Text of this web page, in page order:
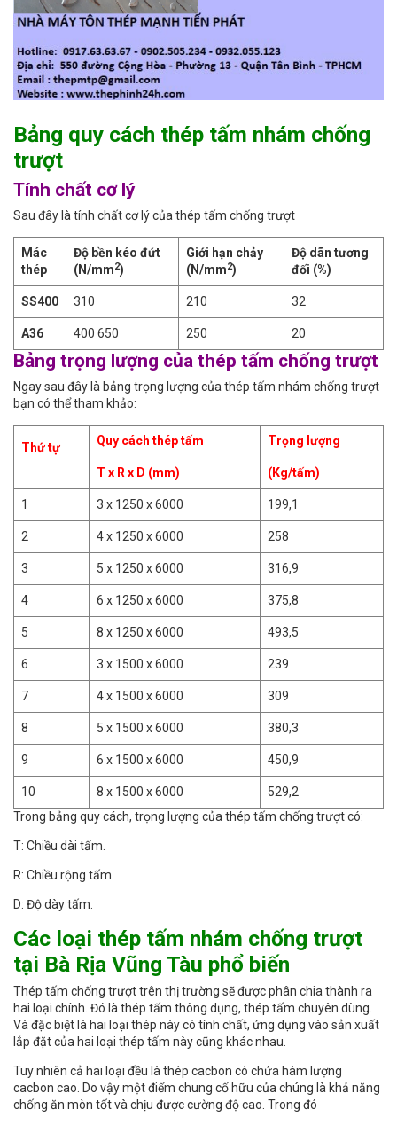
Bảng quy cách thép tấm nhám chống
trượt
Tính chất cơ lý
Sau đây là tính chất cơ lý của thép tấm chống trượt
Mác
thép
Độ bền kéo đứt
(N/mm2)
Giới hạn chảy
(N/mm2)
Độ dãn tương
đối (%)
SS400 310 210 32
A36 400 650 250 20
Bảng trọng lượng của thép tấm chống trượt
Ngay sau đây là bảng trọng lượng của thép tấm nhám chống trượt
bạn có thể tham khảo:
Thứ tự Quy cách thép tấm Trọng lượng
T x R x D (mm) (Kg/tấm)
1 3 x 1250 x 6000 199,1
2 4 x 1250 x 6000 258
3 5 x 1250 x 6000 316,9
4 6 x 1250 x 6000 375,8
5 8 x 1250 x 6000 493,5
6 3 x 1500 x 6000 239
7 4 x 1500 x 6000 309
8 5 x 1500 x 6000 380,3
9 6 x 1500 x 6000 450,9
10 8 x 1500 x 6000
529,2
Trong bảng quy cách, trọng lượng của thép tấm chống trượt có:
T: Chiều dài tấm.
R: Chiều rộng tấm.
D: Độ dày tấm.
Các loại thép tấm nhám chống trượt
tại Bà Rịa Vũng Tàu phổ biến
Thép tấm chống trượt trên thị trường sẽ được phân chia thành ra
hai loại chính. Đó là thép tấm thông dụng, thép tấm chuyên dùng.
Và đặc biệt là hai loại thép này có tính chất, ứng dụng vào sản xuất
lắp đặt của hai loại thép tấm này cũng khác nhau.
Tuy nhiên cả hai loại đều là thép cacbon có chứa hàm lượng
cacbon cao. Do vậy một điểm chung cố hữu của chúng là khả năng
chống ăn mòn tốt và chịu được cường độ cao. Trong đó